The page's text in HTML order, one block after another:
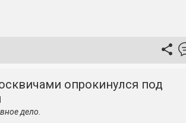
опрокинулся под
дело.